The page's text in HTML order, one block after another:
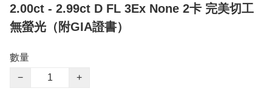
2.00ct - 2.99ct D FL 3Ex None 2卡 完美切工
無螢光（附GIA證書）
數量
−
+